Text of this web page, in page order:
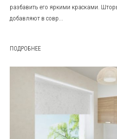
разбавить его яркими красками.
добавляют в совр...
ПОДРОБНЕЕ